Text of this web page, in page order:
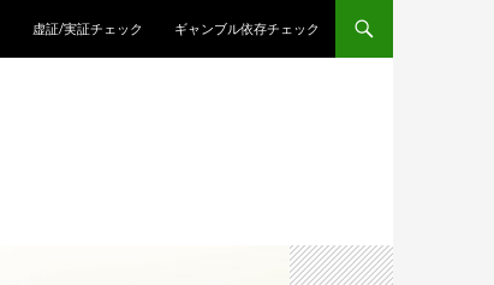
虚証/実証チェック ギャンブル依存チェック